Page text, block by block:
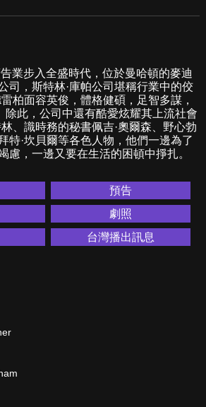
業步入全盛時代，位於曼哈頓的麥迪
司，斯特林·庫帕公司堪稱行業中的佼
柏面容英俊，體格健碩，足智多謀，
除此，公司中還有酷愛炫耀其上流社會
、識時務的秘書佩吉·奧爾森、野心勃
特·坎貝爾等各色人物，他們一邊為了
慮，一邊又要在生活的困頓中掙扎。
預告
劇照
台灣播出訊息